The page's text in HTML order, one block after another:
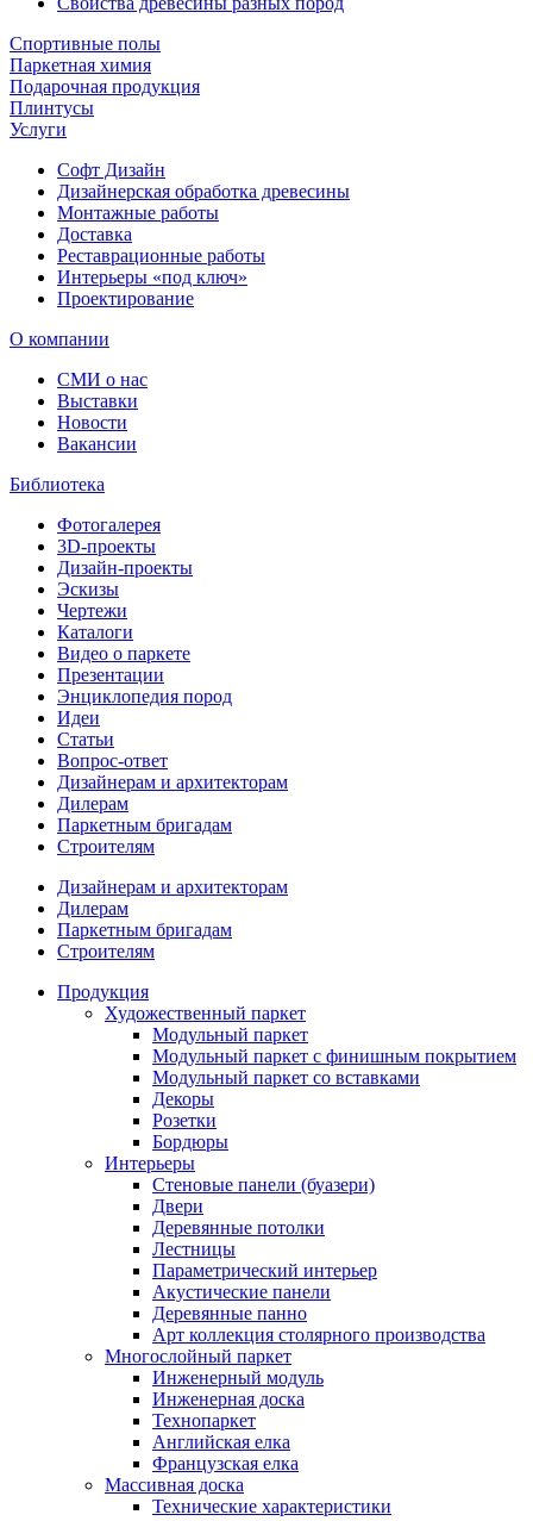
Спортивные полы
Паркетная химия
Подарочная продукция
Плинтусы
Услуги
Софт Дизайн
Дизайнерская обработка древесины
Монтажные работы
Доставка
Реставрационные работы
Интерьеры «под ключ»
Проектирование
О компании
СМИ о нас
Выставки
Новости
Вакансии
Библиотека
Фотогалерея
3D-проекты
Дизайн-проекты
Эскизы
Чертежи
Каталоги
Видео о паркете
Презентации
Энциклопедия пород
Идеи
Статьи
Вопрос-ответ
Дизайнерам и архитекторам
Дилерам
Паркетным бригадам
Строителям
Дизайнерам и архитекторам
Дилерам
Паркетным бригадам
Строителям
Продукция
Художественный паркет
Модульный паркет
Модульный паркет с финишным покрытием
Модульный паркет со вставками
Декоры
Розетки
Бордюры
Интерьеры
Стеновые панели (буазери)
Двери
Деревянные потолки
Лестницы
Параметрический интерьер
Акустические панели
Деревянные панно
Арт коллекция столярного производства
Многослойный паркет
Инженерный модуль
Инженерная доска
Технопаркет
Английская елка
Французская елка
Массивная доска
Технические характеристики